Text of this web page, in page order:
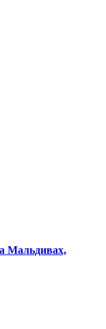
Мальдивах,